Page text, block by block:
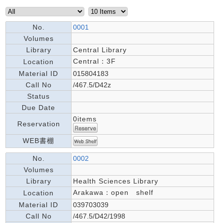
No.
0001
Volumes
Library
Central Library
Location
Central：3F
Material ID
015804183
Call No
/467.5/D42z
Status
Due Date
Reservation
0items
WEB書棚
No.
0002
Volumes
Library
Health Sciences Library
Location
Arakawa：open shelf
Material ID
039703039
Call No
/467.5/D42/1998